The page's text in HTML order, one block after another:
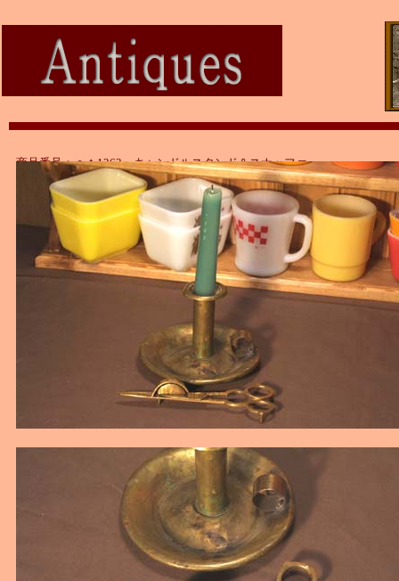
商品番号：ａｔ1263 キャンドルスタンド＆スナッファー